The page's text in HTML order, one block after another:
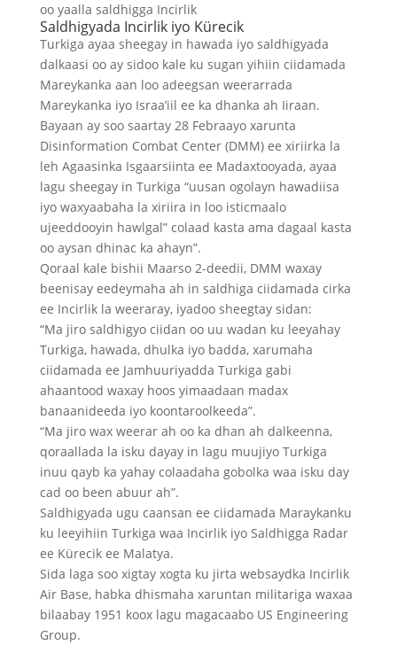
oo yaalla saldhigga Incirlik
Saldhigyada Incirlik iyo Kürecik
Turkiga ayaa sheegay in hawada iyo saldhigyada
dalkaasi oo ay sidoo kale ku sugan yihiin ciidamada
Mareykanka aan loo adeegsan weerarrada
Mareykanka iyo Israa’iil ee ka dhanka ah Iiraan.
Bayaan ay soo saartay 28 Febraayo xarunta
Disinformation Combat Center (DMM) ee xiriirka la
leh Agaasinka Isgaarsiinta ee Madaxtooyada, ayaa
lagu sheegay in Turkiga “uusan ogolayn hawadiisa
iyo waxyaabaha la xiriira in loo isticmaalo
ujeeddooyin hawlgal” colaad kasta ama dagaal kasta
oo aysan dhinac ka ahayn”.
Qoraal kale bishii Maarso 2-deedii, DMM waxay
beenisay eedeymaha ah in saldhiga ciidamada cirka
ee Incirlik la weeraray, iyadoo sheegtay sidan:
“Ma jiro saldhigyo ciidan oo uu wadan ku leeyahay
Turkiga, hawada, dhulka iyo badda, xarumaha
ciidamada ee Jamhuuriyadda Turkiga gabi
ahaantood waxay hoos yimaadaan madax
banaanideeda iyo koontaroolkeeda”.
“Ma jiro wax weerar ah oo ka dhan ah dalkeenna,
qoraallada la isku dayay in lagu muujiyo Turkiga
inuu qayb ka yahay colaadaha gobolka waa isku day
cad oo been abuur ah”.
Saldhigyada ugu caansan ee ciidamada Maraykanku
ku leeyihiin Turkiga waa Incirlik iyo Saldhigga Radar
ee Kürecik ee Malatya.
Sida laga soo xigtay xogta ku jirta websaydka Incirlik
Air Base, habka dhismaha xaruntan militariga waxaa
bilaabay 1951 koox lagu magacaabo US Engineering
Group.